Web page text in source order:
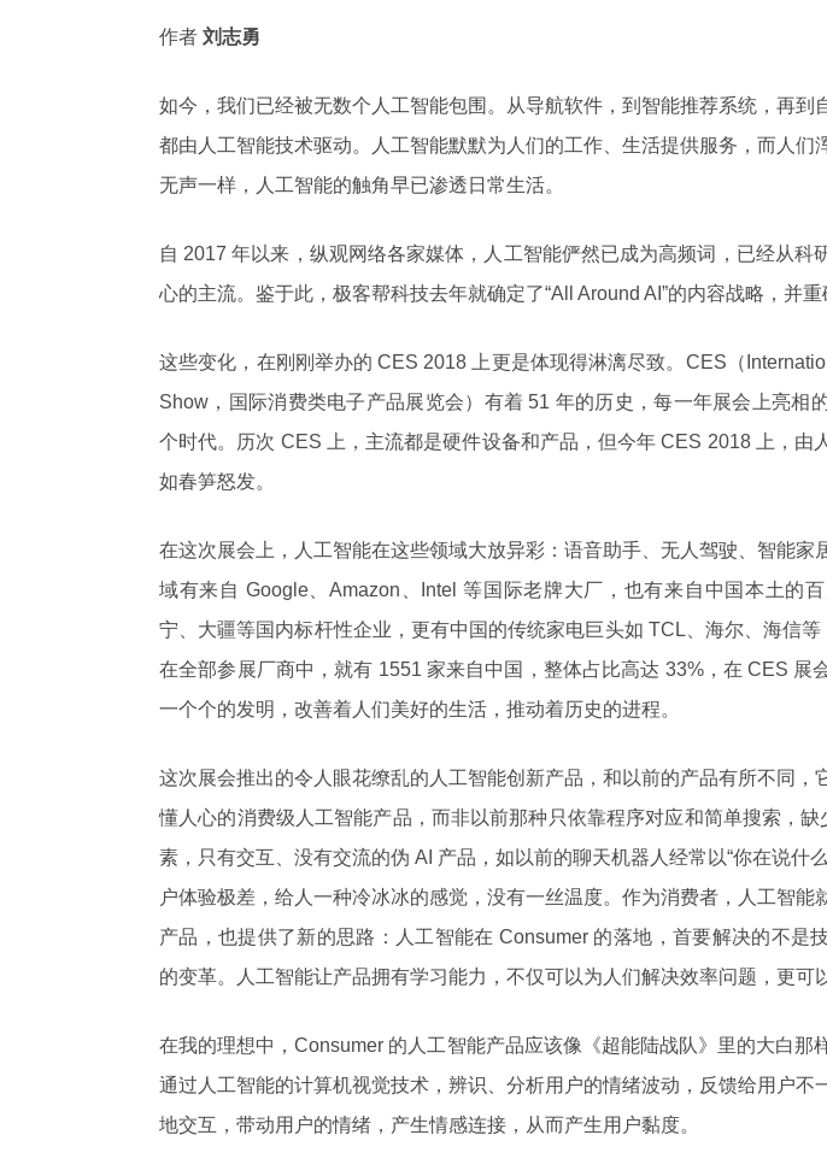
作者 刘志勇
如今，我们已经被无数个人工智能包围。从导航软件，到智能推荐系统，再
都由人工智能技术驱动。人工智能默默为人们的工作、生活提供服务，而人们
无声一样，人工智能的触角早已渗透日常生活。
自 2017 年以来，纵观网络各家媒体，人工智能俨然已成为高频词，已经从科
心的主流。鉴于此，极客帮科技去年就确定了“All Around AI”的内容战略，并重
这些变化，在刚刚举办的 CES 2018 上更是体现得淋漓尽致。CES（
Show，国际消费类电子产品展览会）有着 51 年的历史，每一年展会上亮相
个时代。历次 CES 上，主流都是硬件设备和产品，但今年 CES 2018 上，由
如春笋怒发。
在这次展会上，人工智能在这些领域大放异彩：语音助手、无人驾驶、智能家
域有来自 Google、Amazon、Intel 等国际老牌大厂，也有来自中国本土的
宁、大疆等国内标杆性企业，更有中国的传统家电巨头如 TCL、海尔、海信等
在全部参展厂商中，就有 1551 家来自中国，整体占比高达 33%，在 CES 展
一个个的发明，改善着人们美好的生活，推动着历史的进程。
这次展会推出的令人眼花缭乱的人工智能创新产品，和以前的产品有所不同，
懂人心的消费级人工智能产品，而非以前那种只依靠程序对应和简单搜索，缺
素，只有交互、没有交流的伪 AI 产品，如以前的聊天机器人经常以“你在说什
户体验极差，给人一种冷冰冰的感觉，没有一丝温度。作为消费者，人工智能
产品，也提供了新的思路：人工智能在 Consumer 的落地，首要解决的不是
的变革。人工智能让产品拥有学习能力，不仅可以为人们解决效率问题，更可
在我的理想中，Consumer 的人工智能产品应该像《超能陆战队》里的大白那
通过人工智能的计算机视觉技术，辨识、分析用户的情绪波动，反馈给用户不
地交互，带动用户的情绪，产生情感连接，从而产生用户黏度。